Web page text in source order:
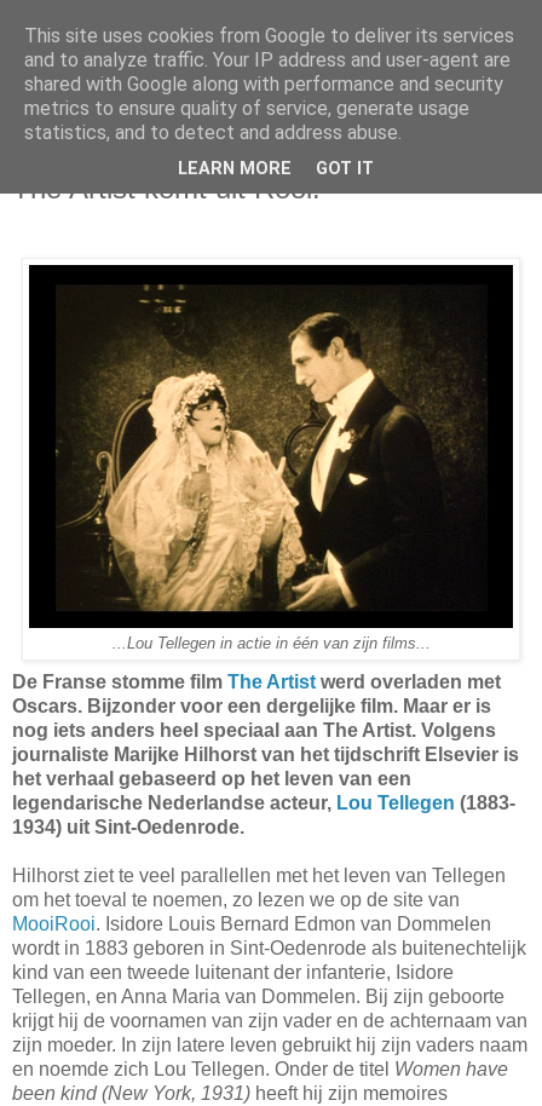
woensdag 14 maart 2012
The Artist komt uit Rooi!
...Lou Tellegen in actie in één van zijn films...
De Franse stomme film The Artist werd overladen met
Oscars. Bijzonder voor een dergelijke film. Maar er is
nog iets anders heel speciaal aan The Artist. Volgens
journaliste Marijke Hilhorst van het tijdschrift Elsevier is
het verhaal gebaseerd op het leven van een
legendarische Nederlandse acteur, Lou Tellegen (1883-
1934) uit Sint-Oedenrode.
Hilhorst ziet te veel parallellen met het leven van Tellegen
om het toeval te noemen, zo lezen we op de site van
MooiRooi. Isidore Louis Bernard Edmon van Dommelen
wordt in 1883 geboren in Sint-Oedenrode als buitenechtelijk
kind van een tweede luitenant der infanterie, Isidore
Tellegen, en Anna Maria van Dommelen. Bij zijn geboorte
krijgt hij de voornamen van zijn vader en de achternaam van
zijn moeder. In zijn latere leven gebruikt hij zijn vaders naam
en noemde zich Lou Tellegen. Onder de titel Women have
been kind (New York, 1931) heeft hij zijn memoires
This site uses cookies from Google to deliver its services
and to analyze traffic. Your IP address and user-agent are
shared with Google along with performance and security
metrics to ensure quality of service, generate usage
statistics, and to detect and address abuse.
LEARN MORE GOT IT